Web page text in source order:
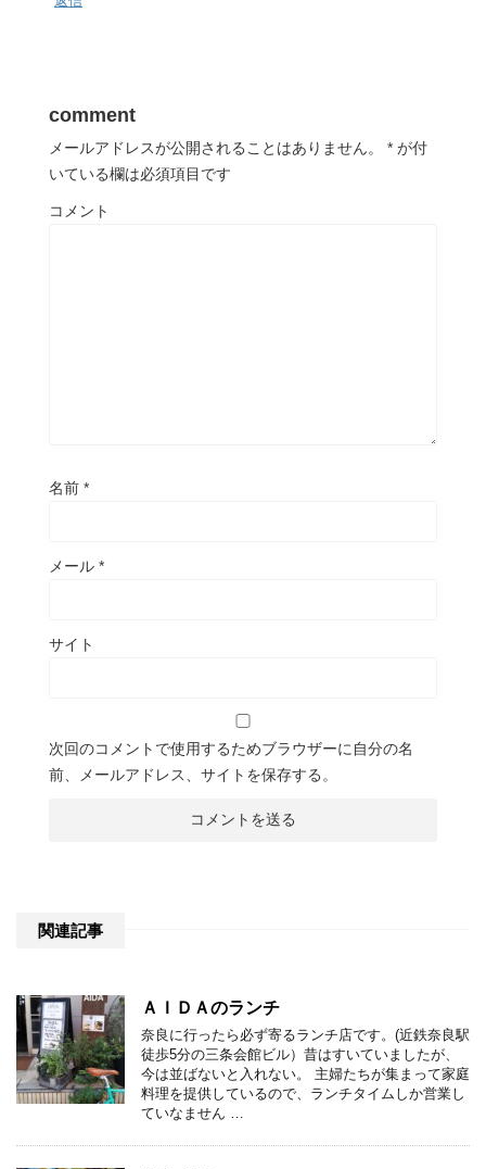
comment
メールアドレスが公開されることはありません。 * が付
いている欄は必須項目です
コメント
名前 *
メール *
サイト
次回のコメントで使用するためブラウザーに自分の名
前、メールアドレス、サイトを保存する。
関連記事
ＡＩＤＡのランチ
奈良に行ったら必ず寄るランチ店です。(近鉄奈良駅
徒歩5分の三条会館ビル）昔はすいていましたが、
今は並ばないと入れない。 主婦たちが集まって家庭
料理を提供しているので、ランチタイムしか営業し
ていなません …